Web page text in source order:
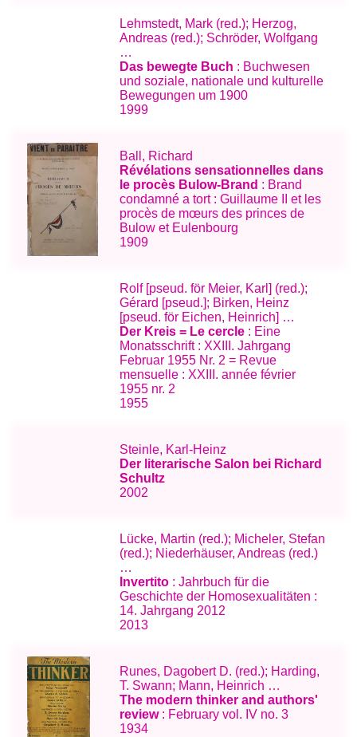
Lehmstedt, Mark (red.); Herzog,
Andreas (red.); Schröder, Wolfgang
…
Das bewegte Buch : Buchwesen
und soziale, nationale und kulturelle
Bewegungen um 1900
1999
Ball, Richard
Révélations sensationnelles dans
le procès Bulow-Brand : Brand
condamné a tort : Guillaume II et les
procès de mœurs des princes de
Bulow et Eulenbourg
1909
Rolf [pseud. för Meier, Karl] (red.);
Gérard [pseud.]; Birken, Heinz
[pseud. för Eichen, Heinrich] …
Der Kreis = Le cercle : Eine
Monatsschrift : XXIII. Jahrgang
Februar 1955 Nr. 2 = Revue
mensuelle : XXIII. année février
1955 nr. 2
1955
Steinle, Karl-Heinz
Der literarische Salon bei Richard
Schultz
2002
Lücke, Martin (red.); Micheler, Stefan
(red.); Niederhäuser, Andreas (red.)
…
Invertito : Jahrbuch für die
Geschichte der Homosexualitäten :
14. Jahrgang 2012
2013
Runes, Dagobert D. (red.); Harding,
T. Swann; Mann, Heinrich …
The modern thinker and authors'
review: February vol. IV no. 3
1934